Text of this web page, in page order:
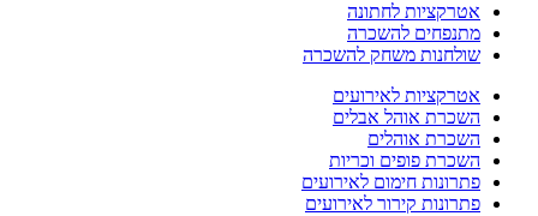
אטרקציות לחתונה
מתנפחים להשכרה
שולחנות משחק להשכרה
אטרקציות לאירועים
השכרת אוהל אבלים
השכרת אוהלים
השכרת פופים וכריות
פתרונות חימום לאירועים
פתרונות קירור לאירועים